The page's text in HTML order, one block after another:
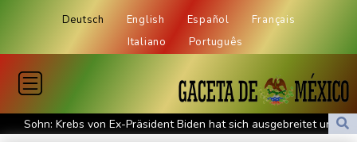
Deutsch English Español
Français
Italiano
Português
Sohn: Krebs von Ex-Präsident Biden hat sich ausgebreitet und